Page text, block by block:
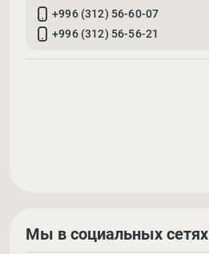
+996 (312) 56-60-07
+996 (312) 56-56-21
Мы в социальных сетях